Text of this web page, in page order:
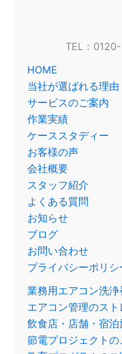
TEL：
HOME
当社が選ばれる理由
サービスのご案内
作業実績
ケーススタディー
お客様の声
会社概要
スタッフ紹介
よくある質問
お知らせ
ブログ
お問い合わせ
プライバシーポリシ
業務用エアコン洗浄
エアコン管理のスト
飲食店・店舗・宿
節電プロジェクトの